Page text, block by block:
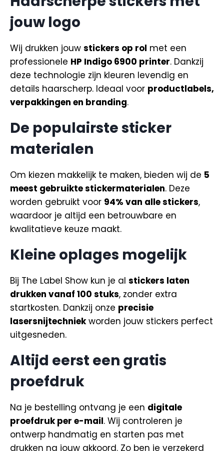
jouw logo
Wij drukken jouw stickers op rol met een
professionele HP Indigo 6900 printer. Dankzij
deze technologie zijn kleuren levendig en
details haarscherp. Ideaal voor productlabels,
verpakkingen en branding.
De populairste sticker
materialen
Om kiezen makkelijk te maken, bieden wij de 5
meest gebruikte stickermaterialen. Deze
worden gebruikt voor 94% van alle stickers,
waardoor je altijd een betrouwbare en
kwalitatieve keuze maakt.
Kleine oplages mogelijk
Bij The Label Show kun je al stickers laten
drukken vanaf 100 stuks, zonder extra
startkosten. Dankzij onze precisie
lasersnijtechniekworden jouw stickers perfect
uitgesneden.
Altijd eerst een gratis
proefdruk
Na je bestelling ontvang je een digitale
proefdruk per e-mail. Wij controleren je
ontwerp handmatig en starten pas met
drukken na jouw akkoord. Zo ben je verzekerd